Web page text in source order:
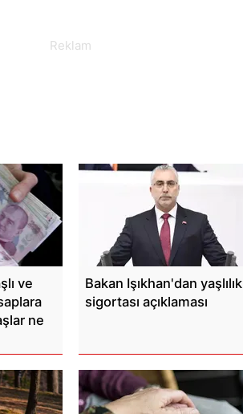
ve
ne
Bakan Işıkhan'dan yaşlılık
sigortası açıklaması